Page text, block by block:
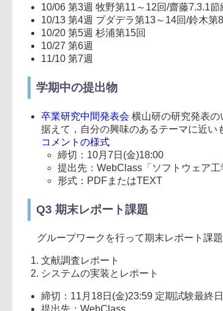
10/06 第3週 牧野第11～12回/齋藤7.3.1
10/13 第4週 プダデラ第13～14回/鈴木第
10/20 第5週 杉浦第15回
10/27 第6週
11/10 第7週
学期中の提出物
卒業研究中間発表会 横山研の研究発表
据えて，自分の興味のあるテーマに近い
コメントの様式
締切：10月7日(金)18:00
提出先：WebClass「ソフトウェア工
形式：PDFまたはTEXT
Q3 期末レポート課題
グループワークを行って期末レポート課
文献調査レポート
システムの実装とレポート
締切：11月18日(金)23:59 定期試験最終日